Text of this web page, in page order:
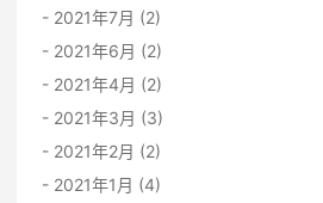
2021年7月 (2)
2021年6月 (2)
2021年4月 (2)
2021年3月 (3)
2021年2月 (2)
2021年1月 (4)